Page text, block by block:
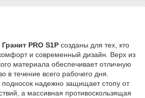
Гранит PRO S1P созданы для тех, кто
и современный дизайн. Верх из
материала обеспечивает отличную
в течение всего рабочего дня.
надежно защищает стопу от
а массивная противоскользящая